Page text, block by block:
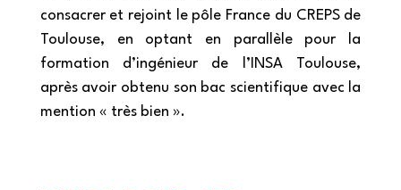
consacrer et rejoint le pôle France du CREPS de
Toulouse, en optant en parallèle pour la
formation d’ingénieur de l’INSA Toulouse,
après avoir obtenu son bac scientifique avec la
mention « très bien ».